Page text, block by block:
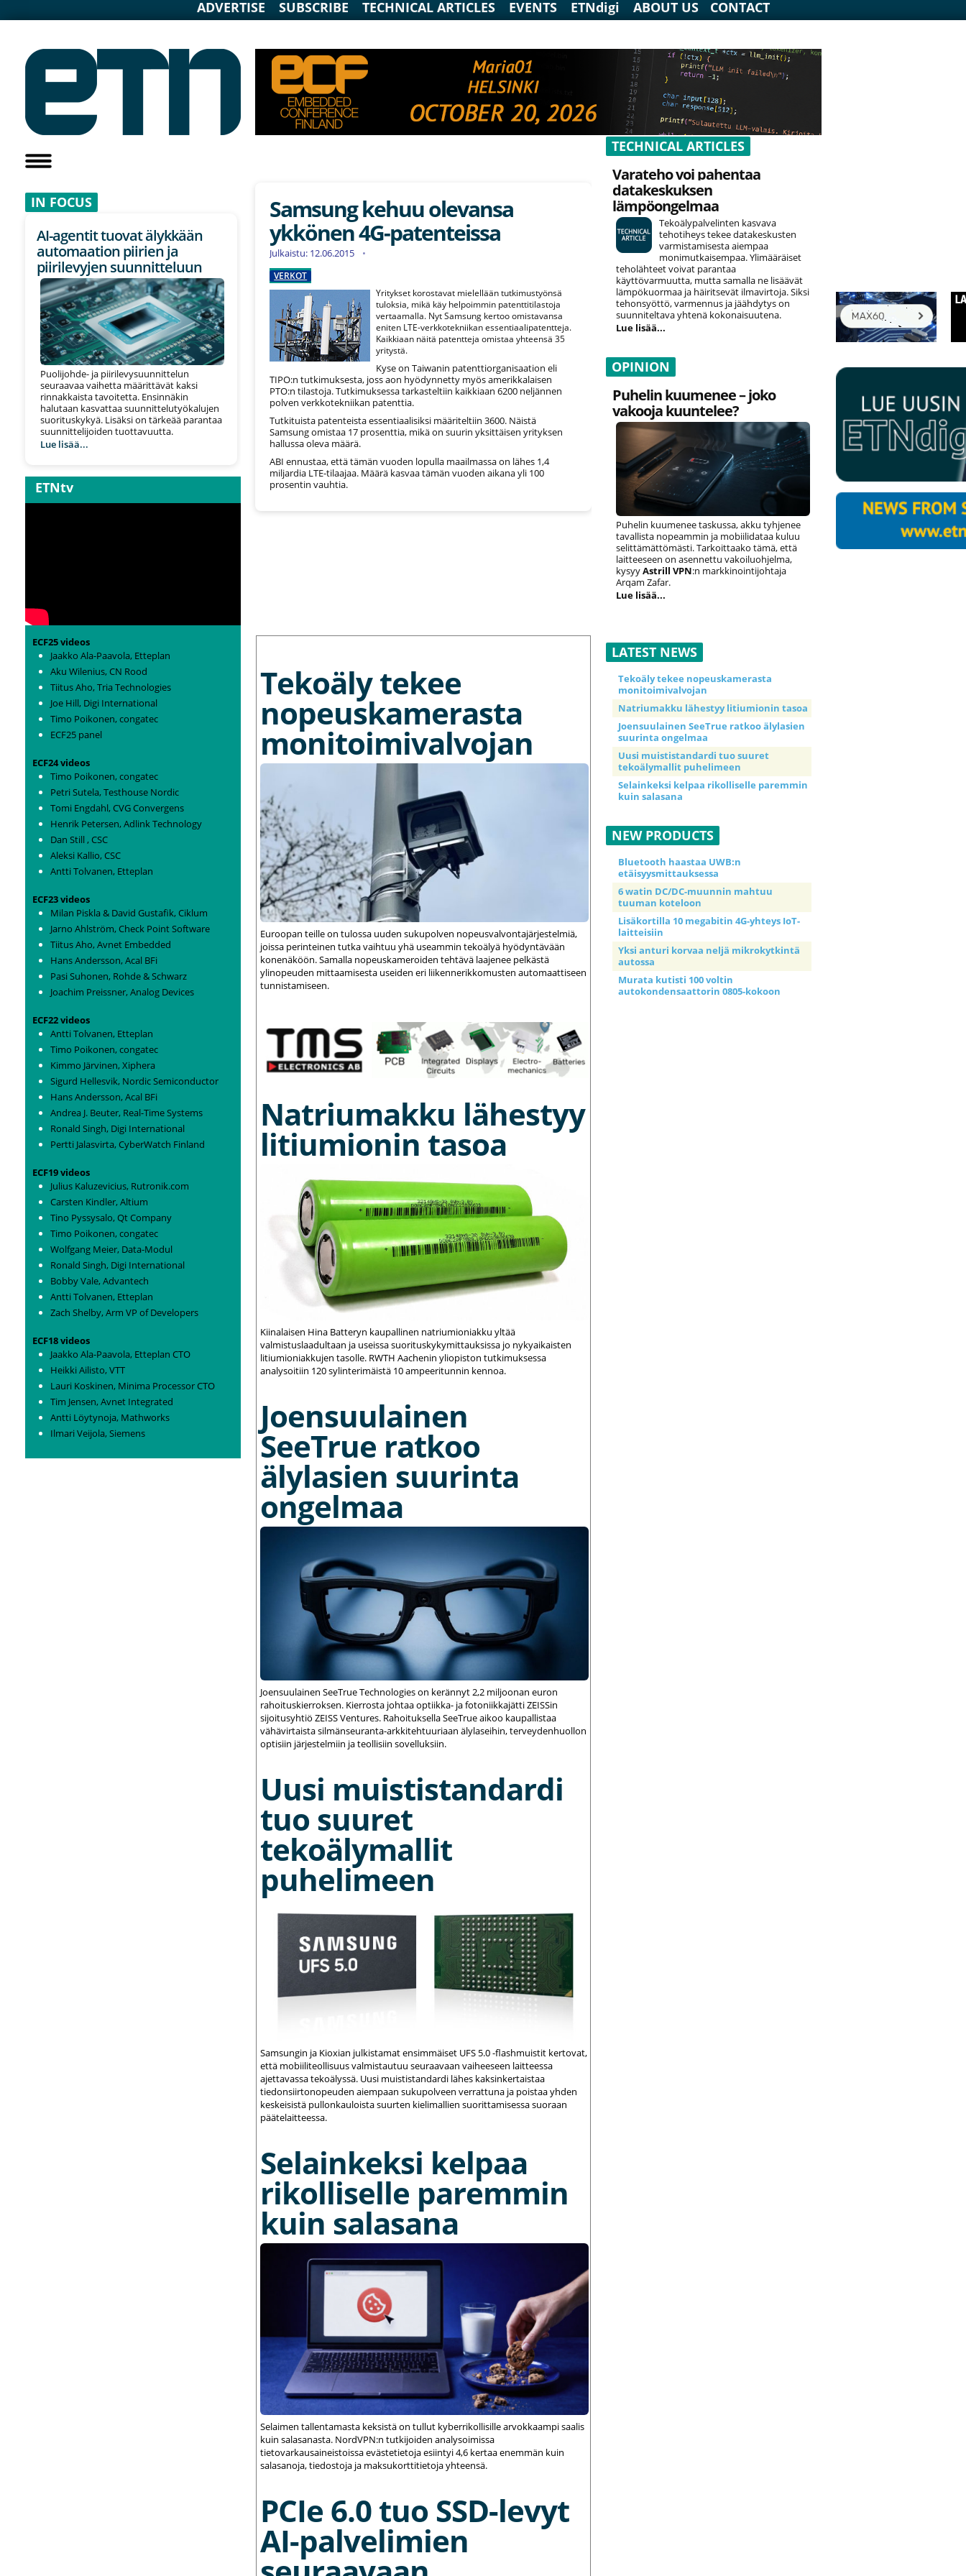
ADVERTISE SUBSCRIBE TECHNICAL ARTICLES EVENTS ETNdigi ABOUT US CONTACT
IN FOCUS
AI-agentit tuovat älykkään
automaation piirien ja
piirilevyjen suunnitteluun
Puolijohde- ja piirilevysuunnittelun
seuraavaa vaihetta määrittävät kaksi
rinnakkaista tavoitetta. Ensinnäkin
halutaan kasvattaa suunnittelutyökalujen
suorituskykyä. Lisäksi on tärkeää parantaa
suunnittelijoiden tuottavuutta.
Lue lisää...
ETNtv
ECF25 videos
Jaakko Ala-Paavola, Etteplan
Aku Wilenius, CN Rood
Tiitus Aho, Tria Technologies
Joe Hill, Digi International
Timo Poikonen, congatec
ECF25 panel
ECF24 videos
Timo Poikonen, congatec
Petri Sutela, Testhouse Nordic
Tomi Engdahl, CVG Convergens
Henrik Petersen, Adlink Technology
Dan Still , CSC
Aleksi Kallio, CSC
Antti Tolvanen, Etteplan
ECF23 videos
Milan Piskla & David Gustafik, Ciklum
Jarno Ahlström, Check Point Software
Tiitus Aho, Avnet Embedded
Hans Andersson, Acal BFi
Pasi Suhonen, Rohde & Schwarz
Joachim Preissner, Analog Devices
ECF22 videos
Antti Tolvanen, Etteplan
Timo Poikonen, congatec
Kimmo Järvinen, Xiphera
Sigurd Hellesvik, Nordic Semiconductor
Hans Andersson, Acal BFi
Andrea J. Beuter, Real-Time Systems
Ronald Singh, Digi International
Pertti Jalasvirta, CyberWatch Finland
ECF19 videos
Julius Kaluzevicius, Rutronik.com
Carsten Kindler, Altium
Tino Pyssysalo, Qt Company
Timo Poikonen, congatec
Wolfgang Meier, Data-Modul
Ronald Singh, Digi International
Bobby Vale, Advantech
Antti Tolvanen, Etteplan
Zach Shelby, Arm VP of Developers
ECF18 videos
Jaakko Ala-Paavola, Etteplan CTO
Heikki Ailisto, VTT
Lauri Koskinen, Minima Processor CTO
Tim Jensen, Avnet Integrated
Antti Löytynoja, Mathworks
Ilmari Veijola, Siemens
Samsung kehuu olevansa
ykkönen 4G-patenteissa
Julkaistu: 12.06.2015
VERKOT
Yritykset korostavat mielellään tutkimustyönsä
tuloksia, mikä käy helpoimmin patenttitilastoja
vertaamalla. Nyt Samsung kertoo omistavansa
eniten LTE-verkkotekniikan essentiaalipatentteja.
Kaikkiaan näitä patentteja omistaa yhteensä 35
yritystä.
Kyse on Taiwanin patenttiorganisaation eli
TIPO:n tutkimuksesta, joss aon hyödynnetty myös amerikkalaisen
PTO:n tilastoja. Tutkimuksessa tarkasteltiin kaikkiaan 6200 neljännen
polven verkkotekniikan patenttia.
Tutkituista patenteista essentiaalisiksi määriteltiin 3600. Näistä
Samsung omistaa 17 prosenttia, mikä on suurin yksittäisen yrityksen
hallussa oleva määrä.
ABI ennustaa, että tämän vuoden lopulla maailmassa on lähes 1,4
miljardia LTE-tilaajaa. Määrä kasvaa tämän vuoden aikana yli 100
prosentin vauhtia.
Tekoäly tekee
nopeuskamerasta
monitoimivalvojan
Euroopan teille on tulossa uuden sukupolven nopeusvalvontajärjestelmiä,
joissa perinteinen tutka vaihtuu yhä useammin tekoälyä hyödyntävään
konenäköön. Samalla nopeuskameroiden tehtävä laajenee pelkästä
ylinopeuden mittaamisesta useiden eri liikennerikkomusten automaattiseen
tunnistamiseen.
Natriumakku lähestyy
litiumionin tasoa
Kiinalaisen Hina Batteryn kaupallinen natriumioniakku yltää
valmistuslaadultaan ja useissa suorituskykymittauksissa jo nykyaikaisten
litiumioniakkujen tasolle. RWTH Aachenin yliopiston tutkimuksessa
analysoitiin 120 sylinterimäistä 10 ampeeritunnin kennoa.
Joensuulainen
SeeTrue ratkoo
älylasien suurinta
ongelmaa
Joensuulainen SeeTrue Technologies on kerännyt 2,2 miljoonan euron
rahoituskierroksen. Kierrosta johtaa optiikka- ja fotoniikkajätti ZEISSin
sijoitusyhtiö ZEISS Ventures. Rahoituksella SeeTrue aikoo kaupallistaa
vähävirtaista silmänseuranta-arkkitehtuuriaan älylaseihin, terveydenhuollon
optisiin järjestelmiin ja teollisiin sovelluksiin.
Uusi muististandardi
tuo suuret
tekoälymallit
puhelimeen
Samsungin ja Kioxian julkistamat ensimmäiset UFS 5.0 -flashmuistit kertovat,
että mobiiliteollisuus valmistautuu seuraavaan vaiheeseen laitteessa
ajettavassa tekoälyssä. Uusi muististandardi lähes kaksinkertaistaa
tiedonsiirtonopeuden aiempaan sukupolveen verrattuna ja poistaa yhden
keskeisistä pullonkauloista suurten kielimallien suorittamisessa suoraan
päätelaitteessa.
Selainkeksi kelpaa
rikolliselle paremmin
kuin salasana
Selaimen tallentamasta keksistä on tullut kyberrikollisille arvokkaampi saalis
kuin salasanasta. NordVPN:n tutkijoiden analysoimissa
tietovarkausaineistoissa evästetietoja esiintyi 4,6 kertaa enemmän kuin
salasanoja, tiedostoja ja maksukorttitietoja yhteensä.
PCIe 6.0 tuo SSD-levyt
AI-palvelimien
TECHNICAL ARTICLES
Varateho voi pahentaa
datakeskuksen
lämpöongelmaa
Tekoälypalvelinten kasvava
tehotiheys tekee datakeskusten
varmistamisesta aiempaa
monimutkaisempaa. Ylimääräiset
teholähteet voivat parantaa
käyttövarmuutta, mutta samalla ne lisäävät
lämpökuormaa ja häiritsevät ilmavirtoja. Siksi
tehonsyöttö, varmennus ja jäähdytys on
suunniteltava yhtenä kokonaisuutena.
Lue lisää...
OPINION
Puhelin kuumenee – joko
vakooja kuuntelee?
Puhelin kuumenee taskussa, akku tyhjenee
tavallista nopeammin ja mobiilidataa kuluu
selittämättömästi. Tarkoittaako tämä, että
laitteeseen on asennettu vakoiluohjelma,
kysyyAstrill VPN:n markkinointijohtaja
Arqam Zafar.
Lue lisää...
LATEST NEWS
Tekoäly tekee nopeuskamerasta
monitoimivalvojan
Natriumakku lähestyy litiumionin tasoa
Joensuulainen SeeTrue ratkoo älylasien
suurinta ongelmaa
Uusi muististandardi tuo suuret
tekoälymallit puhelimeen
Selainkeksi kelpaa rikolliselle paremmin
kuin salasana
NEW PRODUCTS
Bluetooth haastaa UWB:n
etäisyysmittauksessa
6 watin DC/DC-muunnin mahtuu
tuuman koteloon
Lisäkortilla 10 megabitin 4G-yhteys IoT-
laitteisiin
Yksi anturi korvaa neljä mikrokytkintä
autossa
Murata kutisti 100 voltin
autokondensaattorin 0805-kokoon